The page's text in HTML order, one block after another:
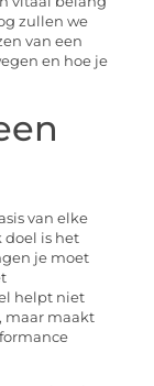
zullen we
van een
en hoe je
van elke
doel is het
je moet
helpt niet
maar maakt